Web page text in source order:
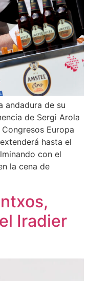
andadura de su
de Sergi Arola
Europa
hasta el
con el
la cena de
Iradier